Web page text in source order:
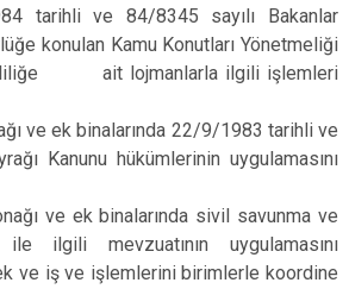
tarihli ve 84/8345 sayılı Bakanlar
konulan Kamu Konutları Yönetmeliği
ait lojmanlarla ilgili işlemleri
ve ek binalarında 22/9/1983 tarihli ve
Kanunu hükümlerinin uygulamasını
ve ek binalarında sivil savunma ve
ilgili mevzuatının uygulamasını
ve iş ve işlemlerini birimlerle koordine